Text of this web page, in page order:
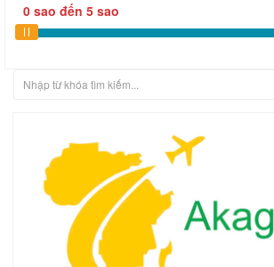
0 sao đến 5 sao